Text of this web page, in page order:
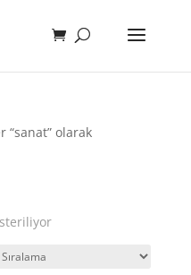
“sanat” olarak